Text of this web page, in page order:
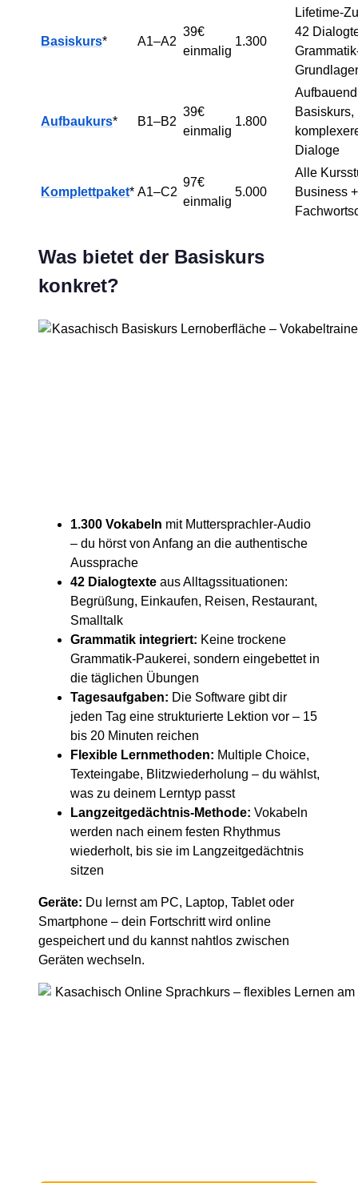
Basiskurs* A1–A2
39€
einmalig
1.300
Lifetime-
42
Aufbaukurs* B1–B2
39€
einmalig
1.800
Basiskurs,
Dialoge
Komplettpaket* A1–C2
97€
einmalig
5.000
Alle
Business +
Was bietet der Basiskurs
konkret?
1.300 Vokabeln mit Muttersprachler-Audio
– du hörst von Anfang an die authentische
Aussprache
42 Dialogtexte aus Alltagssituationen:
Begrüßung, Einkaufen, Reisen, Restaurant,
Smalltalk
Grammatik integriert: Keine trockene
Grammatik-Paukerei, sondern eingebettet in
die täglichen Übungen
Tagesaufgaben: Die Software gibt dir
jeden Tag eine strukturierte Lektion vor – 15
bis 20 Minuten reichen
Flexible Lernmethoden: Multiple Choice,
Texteingabe, Blitzwiederholung – du wählst,
was zu deinem Lerntyp passt
Langzeitgedächtnis-Methode: Vokabeln
werden nach einem festen Rhythmus
wiederholt, bis sie im Langzeitgedächtnis
sitzen
Geräte: Du lernst am PC, Laptop, Tablet oder
Smartphone – dein Fortschritt wird online
gespeichert und du kannst nahtlos zwischen
Geräten wechseln.